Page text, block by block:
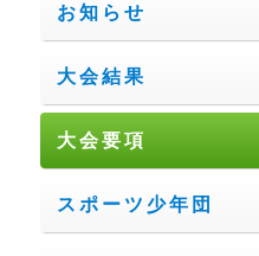
お知らせ
大会結果
大会要項
スポーツ少年団